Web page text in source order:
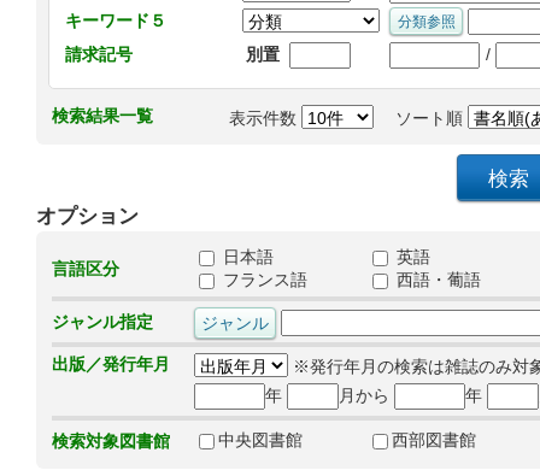
キーワード５
請求記号
別置 /
検索結果一覧 表示件数 ソート順
オプション
言語区分
日本語
英語
フランス語
西語・葡語
ジャンル指定
出版／発行年月
※発行年月の検索は雑誌のみ対
年
月から 年
検索対象図書館 中央図書館 西部図書館